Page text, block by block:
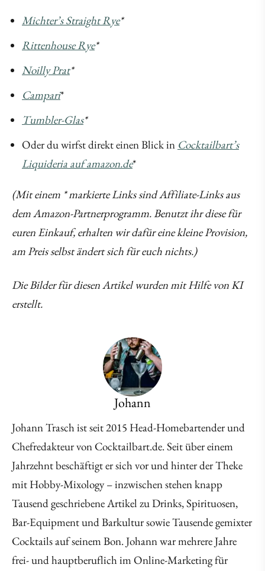
Michter’s Straight Rye*
Rittenhouse Rye*
Noilly Prat*
Campari*
Tumbler-Glas*
Oder du wirfst direkt einen Blick in Cocktailbart’s
Liquideria auf amazon.de*
(Mit einem * markierte Links sind Affiliate-Links aus
dem Amazon-Partnerprogramm. Benutzt ihr diese für
euren Einkauf, erhalten wir dafür eine kleine Provision,
am Preis selbst ändert sich für euch nichts.)
Die Bilder für diesen Artikel wurden mit Hilfe von KI
erstellt.
Johann
Johann Trasch ist seit 2015 Head-Homebartender und
Chefredakteur von Cocktailbart.de. Seit über einem
Jahrzehnt beschäftigt er sich vor und hinter der Theke
mit Hobby-Mixology – inzwischen stehen knapp
Tausend geschriebene Artikel zu Drinks, Spirituosen,
Bar-Equipment und Barkultur sowie Tausende gemixter
Cocktails auf seinem Bon. Johann war mehrere Jahre
frei- und hauptberuflich im Online-Marketing für